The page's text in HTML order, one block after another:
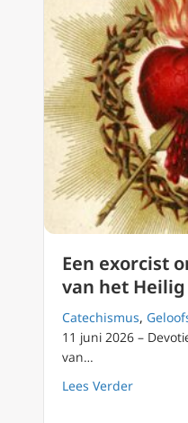
Een exorcist
van het Heilig
Catechismus,
11 juni 2026 –
van…
Lees Verderabout